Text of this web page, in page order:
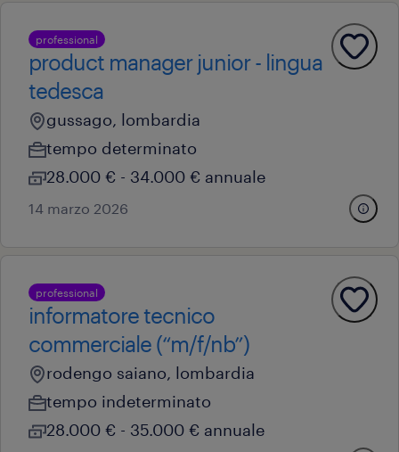
professional
product manager junior - lingua
tedesca
gussago, lombardia
tempo determinato
28.000 € - 34.000 € annuale
14 marzo 2026
professional
informatore tecnico
commerciale (“m/f/nb”)
rodengo saiano, lombardia
tempo indeterminato
28.000 € - 35.000 € annuale